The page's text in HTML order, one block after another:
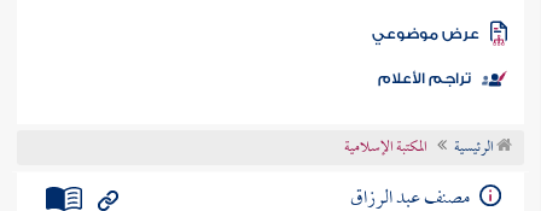
الكتب
موضوعي
تراجم الأعلام
الرئيسية المكتبة الإسلامية
مصنف عبد الرزاق